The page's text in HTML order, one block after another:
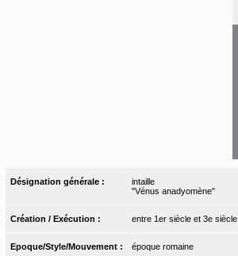
Désignation générale :
intaille
"Vénus anadyomène"
Création / Exécution : entre 1er siècle et 3e siècle
Epoque/Style/Mouvement : époque romaine